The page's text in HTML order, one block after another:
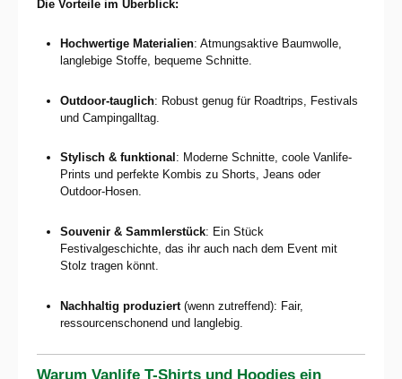
Die Vorteile im Überblick:
Hochwertige Materialien: Atmungsaktive Baumwolle,
langlebige Stoffe, bequeme Schnitte.
Outdoor-tauglich: Robust genug für Roadtrips, Festivals
und Campingalltag.
Stylisch & funktional : Moderne Schnitte, coole Vanlife-
Prints und perfekte Kombis zu Shorts, Jeans oder
Outdoor-Hosen.
Souvenir & Sammlerstück: Ein Stück
Festivalgeschichte, das ihr auch nach dem Event mit
Stolz tragen könnt.
Nachhaltig produziert(wenn zutreffend): Fair,
ressourcenschonend und langlebig.
Warum Vanlife T-Shirts und Hoodies ein